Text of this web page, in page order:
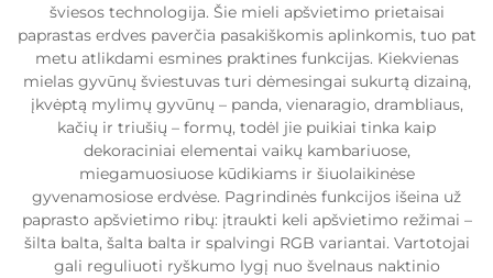
šviesos technologija. Šie mieli apšvietimo prietaisai
paprastas erdves paverčia pasakiškomis aplinkomis, tuo pat
metu atlikdami esmines praktines funkcijas. Kiekvienas
mielas gyvūnų šviestuvas turi dėmesingai sukurtą dizainą,
įkvėptą mylimų gyvūnų – panda, vienaragio, drambliaus,
kačių ir triušių – formų, todėl jie puikiai tinka kaip
dekoraciniai elementai vaikų kambariuose,
miegamuosiuose kūdikiams ir šiuolaikinėse
gyvenamosiose erdvėse. Pagrindinės funkcijos išeina už
paprasto apšvietimo ribų: įtraukti keli apšvietimo režimai –
šilta balta, šalta balta ir spalvingi RGB variantai. Vartotojai
gali reguliuoti ryškumo lygį nuo švelnaus naktinio